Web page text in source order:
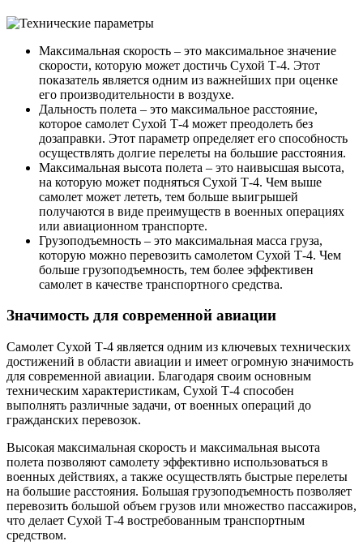
Максимальная скорость – это максимальное значение
скорости, которую может достичь Сухой Т-4. Этот
показатель является одним из важнейших при оценке
его производительности в воздухе.
Дальность полета – это максимальное расстояние,
которое самолет Сухой Т-4 может преодолеть без
дозаправки. Этот параметр определяет его способность
осуществлять долгие перелеты на большие расстояния.
Максимальная высота полета – это наивысшая высота,
на которую может подняться Сухой Т-4. Чем выше
самолет может лететь, тем больше выигрышей
получаются в виде преимуществ в военных операциях
или авиационном транспорте.
Грузоподъемность – это максимальная масса груза,
которую можно перевозить самолетом Сухой Т-4. Чем
больше грузоподъемность, тем более эффективен
самолет в качестве транспортного средства.
Значимость для современной авиации
Самолет Сухой Т-4 является одним из ключевых технических
достижений в области авиации и имеет огромную значимость
для современной авиации. Благодаря своим основным
техническим характеристикам, Сухой Т-4 способен
выполнять различные задачи, от военных операций до
гражданских перевозок.
Высокая максимальная скорость и максимальная высота
полета позволяют самолету эффективно использоваться в
военных действиях, а также осуществлять быстрые перелеты
на большие расстояния. Большая грузоподъемность позволяет
перевозить большой объем грузов или множество пассажиров,
что делает Сухой Т-4 востребованным транспортным
средством.